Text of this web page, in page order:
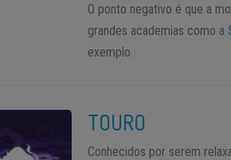
O ponto negativo é que a
grandes academias como a
exemplo.
TOURO
Conhecidos por serem